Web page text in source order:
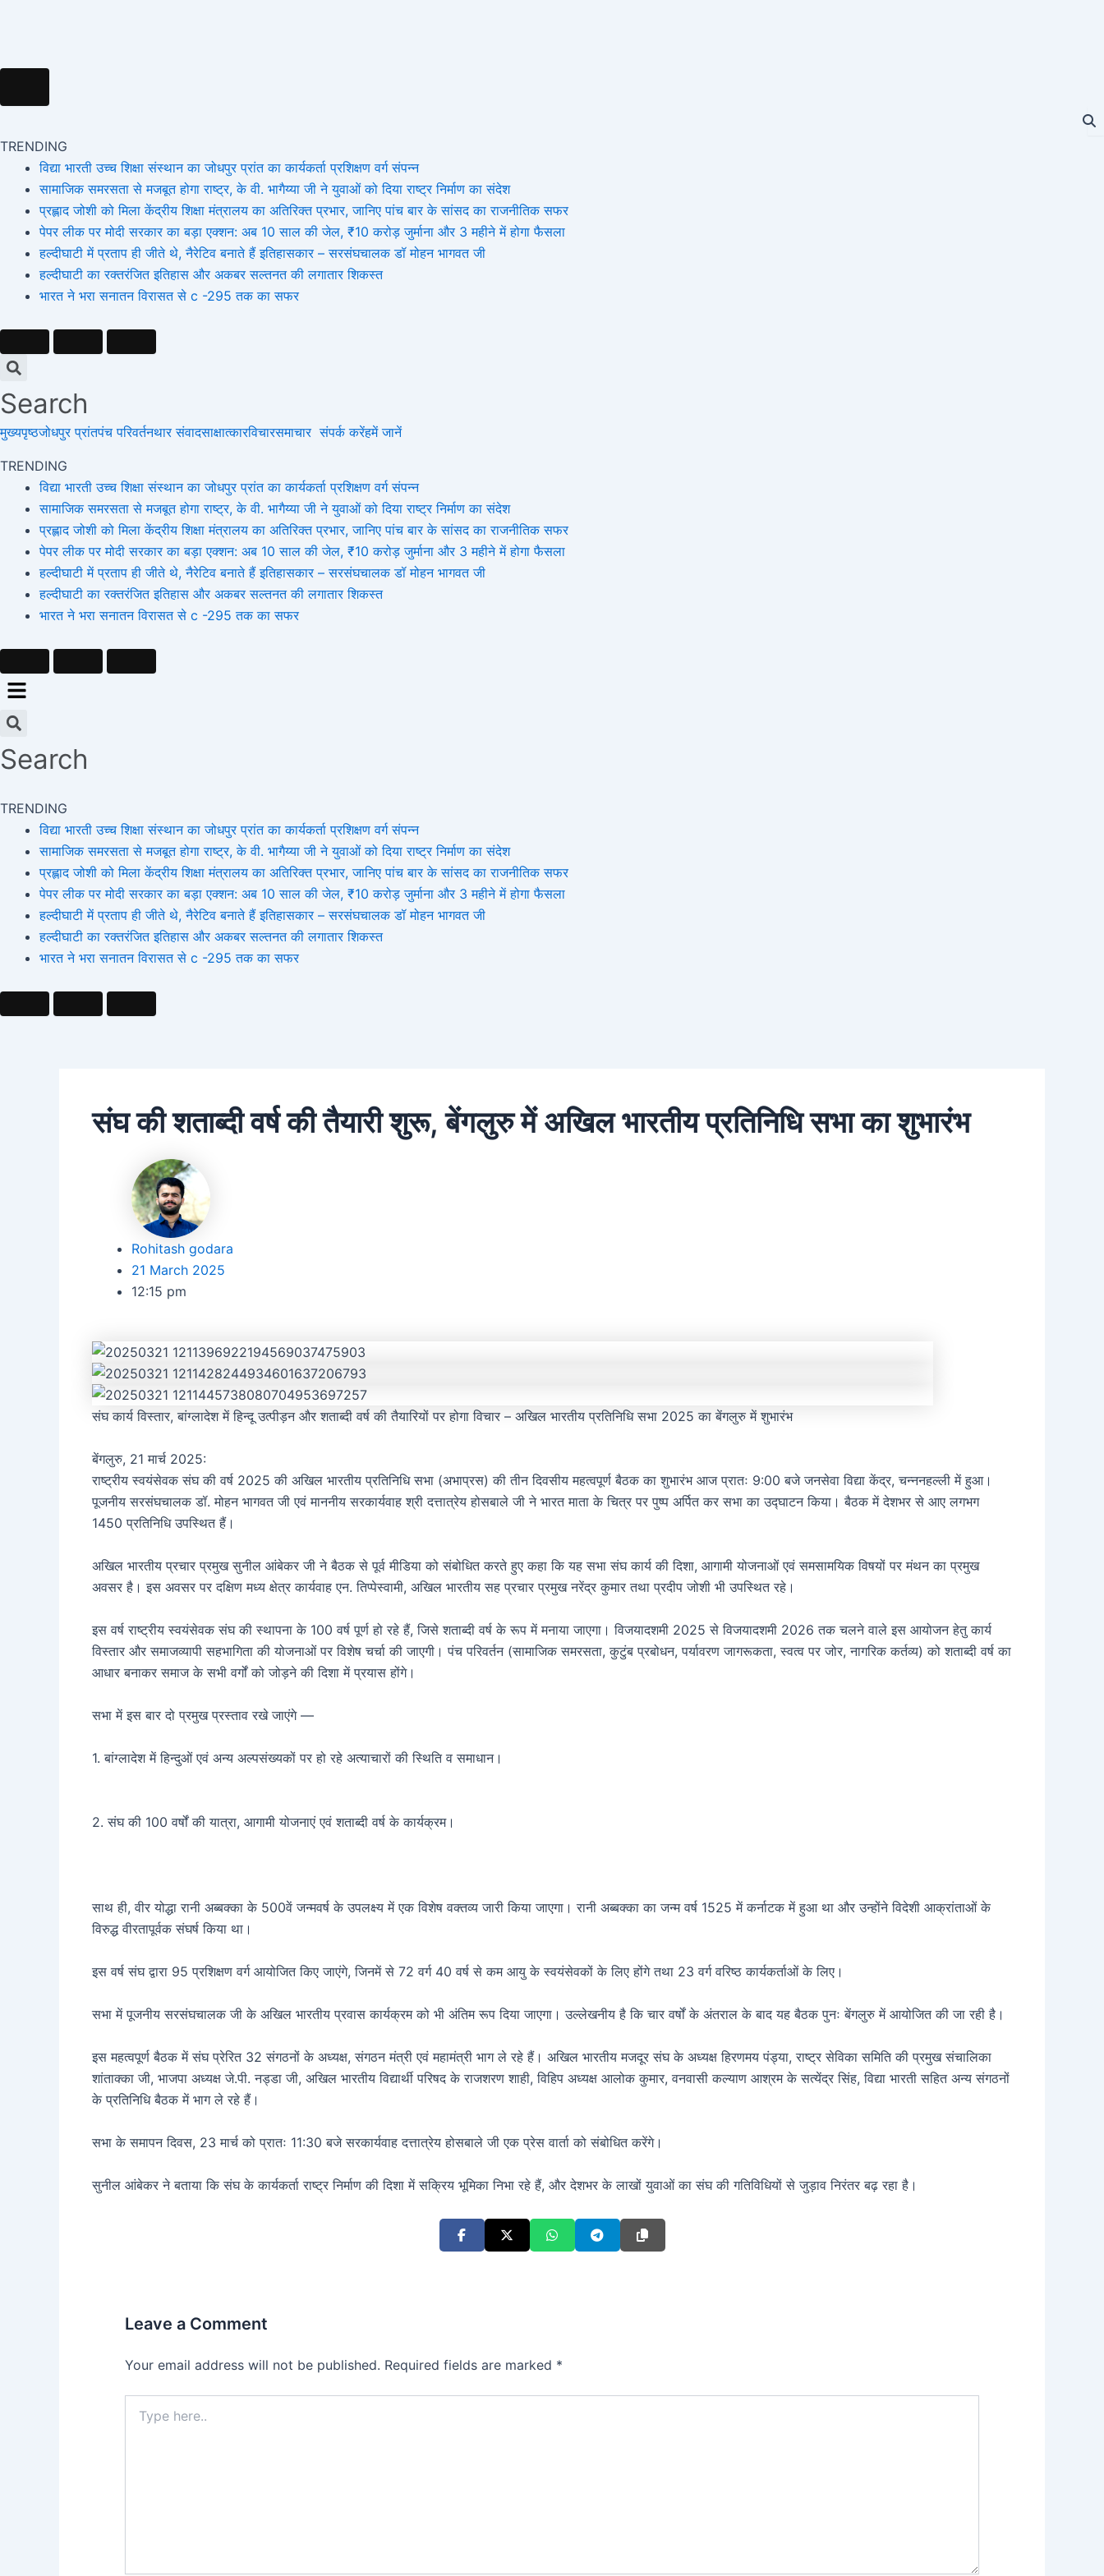
TRENDING
विद्या भारती उच्च शिक्षा संस्थान का जोधपुर प्रांत का कार्यकर्ता प्रशिक्षण वर्ग संपन्न
सामाजिक समरसता से मजबूत होगा राष्ट्र, के वी. भागैय्या जी ने युवाओं को दिया राष्ट्र निर्माण का संदेश
प्रह्लाद जोशी को मिला केंद्रीय शिक्षा मंत्रालय का अतिरिक्त प्रभार, जानिए पांच बार के सांसद का राजनीतिक सफर
पेपर लीक पर मोदी सरकार का बड़ा एक्शन: अब 10 साल की जेल, ₹10 करोड़ जुर्माना और 3 महीने में होगा फैसला
हल्दीघाटी में प्रताप ही जीते थे, नैरेटिव बनाते हैं इतिहासकार – सरसंघचालक डॉ मोहन भागवत जी
हल्दीघाटी का रक्तरंजित इतिहास और अकबर सल्तनत की लगातार शिकस्त
भारत ने भरा सनातन विरासत से c -295 तक का सफर
Search
मुख्यपृष्ठजोधपुर प्रांतपंच परिवर्तनथार संवादसाक्षात्कारविचारसमाचार संपर्क करेंहमें जानें
TRENDING
विद्या भारती उच्च शिक्षा संस्थान का जोधपुर प्रांत का कार्यकर्ता प्रशिक्षण वर्ग संपन्न
सामाजिक समरसता से मजबूत होगा राष्ट्र, के वी. भागैय्या जी ने युवाओं को दिया राष्ट्र निर्माण का संदेश
प्रह्लाद जोशी को मिला केंद्रीय शिक्षा मंत्रालय का अतिरिक्त प्रभार, जानिए पांच बार के सांसद का राजनीतिक सफर
पेपर लीक पर मोदी सरकार का बड़ा एक्शन: अब 10 साल की जेल, ₹10 करोड़ जुर्माना और 3 महीने में होगा फैसला
हल्दीघाटी में प्रताप ही जीते थे, नैरेटिव बनाते हैं इतिहासकार – सरसंघचालक डॉ मोहन भागवत जी
हल्दीघाटी का रक्तरंजित इतिहास और अकबर सल्तनत की लगातार शिकस्त
भारत ने भरा सनातन विरासत से c -295 तक का सफर
Search
TRENDING
विद्या भारती उच्च शिक्षा संस्थान का जोधपुर प्रांत का कार्यकर्ता प्रशिक्षण वर्ग संपन्न
सामाजिक समरसता से मजबूत होगा राष्ट्र, के वी. भागैय्या जी ने युवाओं को दिया राष्ट्र निर्माण का संदेश
प्रह्लाद जोशी को मिला केंद्रीय शिक्षा मंत्रालय का अतिरिक्त प्रभार, जानिए पांच बार के सांसद का राजनीतिक सफर
पेपर लीक पर मोदी सरकार का बड़ा एक्शन: अब 10 साल की जेल, ₹10 करोड़ जुर्माना और 3 महीने में होगा फैसला
हल्दीघाटी में प्रताप ही जीते थे, नैरेटिव बनाते हैं इतिहासकार – सरसंघचालक डॉ मोहन भागवत जी
हल्दीघाटी का रक्तरंजित इतिहास और अकबर सल्तनत की लगातार शिकस्त
भारत ने भरा सनातन विरासत से c -295 तक का सफर
संघ की शताब्दी वर्ष की तैयारी शुरू, बेंगलुरु में अखिल भारतीय प्रतिनिधि सभा का शुभारंभ
Rohitash godara
21 March 2025
12:15 pm
संघ कार्य विस्तार, बांग्लादेश में हिन्दू उत्पीड़न और शताब्दी वर्ष की तैयारियों पर होगा विचार – अखिल भारतीय प्रतिनिधि सभा 2025 का बेंगलुरु में शुभारंभ
बेंगलुरु, 21 मार्च 2025:
राष्ट्रीय स्वयंसेवक संघ की वर्ष 2025 की अखिल भारतीय प्रतिनिधि सभा (अभाप्रस) की तीन दिवसीय महत्वपूर्ण बैठक का शुभारंभ आज प्रातः 9:00 बजे जनसेवा विद्या केंद्र, चन्ननहल्ली में हुआ।
पूजनीय सरसंघचालक डॉ. मोहन भागवत जी एवं माननीय सरकार्यवाह श्री दत्तात्रेय होसबाले जी ने भारत माता के चित्र पर पुष्प अर्पित कर सभा का उद्घाटन किया। बैठक में देशभर से आए लगभग
1450 प्रतिनिधि उपस्थित हैं।
अखिल भारतीय प्रचार प्रमुख सुनील आंबेकर जी ने बैठक से पूर्व मीडिया को संबोधित करते हुए कहा कि यह सभा संघ कार्य की दिशा, आगामी योजनाओं एवं समसामयिक विषयों पर मंथन का प्रमुख
अवसर है। इस अवसर पर दक्षिण मध्य क्षेत्र कार्यवाह एन. तिप्पेस्वामी, अखिल भारतीय सह प्रचार प्रमुख नरेंद्र कुमार तथा प्रदीप जोशी भी उपस्थित रहे।
इस वर्ष राष्ट्रीय स्वयंसेवक संघ की स्थापना के 100 वर्ष पूर्ण हो रहे हैं, जिसे शताब्दी वर्ष के रूप में मनाया जाएगा। विजयादशमी 2025 से विजयादशमी 2026 तक चलने वाले इस आयोजन हेतु कार्य
विस्तार और समाजव्यापी सहभागिता की योजनाओं पर विशेष चर्चा की जाएगी। पंच परिवर्तन (सामाजिक समरसता, कुटुंब प्रबोधन, पर्यावरण जागरूकता, स्वत्व पर जोर, नागरिक कर्तव्य) को शताब्दी वर्ष का
आधार बनाकर समाज के सभी वर्गों को जोड़ने की दिशा में प्रयास होंगे।
सभा में इस बार दो प्रमुख प्रस्ताव रखे जाएंगे —
1. बांग्लादेश में हिन्दुओं एवं अन्य अल्पसंख्यकों पर हो रहे अत्याचारों की स्थिति व समाधान।
2. संघ की 100 वर्षों की यात्रा, आगामी योजनाएं एवं शताब्दी वर्ष के कार्यक्रम।
साथ ही, वीर योद्धा रानी अब्बक्का के 500वें जन्मवर्ष के उपलक्ष्य में एक विशेष वक्तव्य जारी किया जाएगा। रानी अब्बक्का का जन्म वर्ष 1525 में कर्नाटक में हुआ था और उन्होंने विदेशी आक्रांताओं के
विरुद्ध वीरतापूर्वक संघर्ष किया था।
इस वर्ष संघ द्वारा 95 प्रशिक्षण वर्ग आयोजित किए जाएंगे, जिनमें से 72 वर्ग 40 वर्ष से कम आयु के स्वयंसेवकों के लिए होंगे तथा 23 वर्ग वरिष्ठ कार्यकर्ताओं के लिए।
सभा में पूजनीय सरसंघचालक जी के अखिल भारतीय प्रवास कार्यक्रम को भी अंतिम रूप दिया जाएगा। उल्लेखनीय है कि चार वर्षों के अंतराल के बाद यह बैठक पुनः बेंगलुरु में आयोजित की जा रही है।
इस महत्वपूर्ण बैठक में संघ प्रेरित 32 संगठनों के अध्यक्ष, संगठन मंत्री एवं महामंत्री भाग ले रहे हैं। अखिल भारतीय मजदूर संघ के अध्यक्ष हिरणमय पंड्या, राष्ट्र सेविका समिति की प्रमुख संचालिका
शांताक्का जी, भाजपा अध्यक्ष जे.पी. नड्डा जी, अखिल भारतीय विद्यार्थी परिषद के राजशरण शाही, विहिप अध्यक्ष आलोक कुमार, वनवासी कल्याण आश्रम के सत्येंद्र सिंह, विद्या भारती सहित अन्य संगठनों
के प्रतिनिधि बैठक में भाग ले रहे हैं।
सभा के समापन दिवस, 23 मार्च को प्रातः 11:30 बजे सरकार्यवाह दत्तात्रेय होसबाले जी एक प्रेस वार्ता को संबोधित करेंगे।
सुनील आंबेकर ने बताया कि संघ के कार्यकर्ता राष्ट्र निर्माण की दिशा में सक्रिय भूमिका निभा रहे हैं, और देशभर के लाखों युवाओं का संघ की गतिविधियों से जुड़ाव निरंतर बढ़ रहा है।
Leave a Comment
Your email address will not be published. Required fields are marked *
here..